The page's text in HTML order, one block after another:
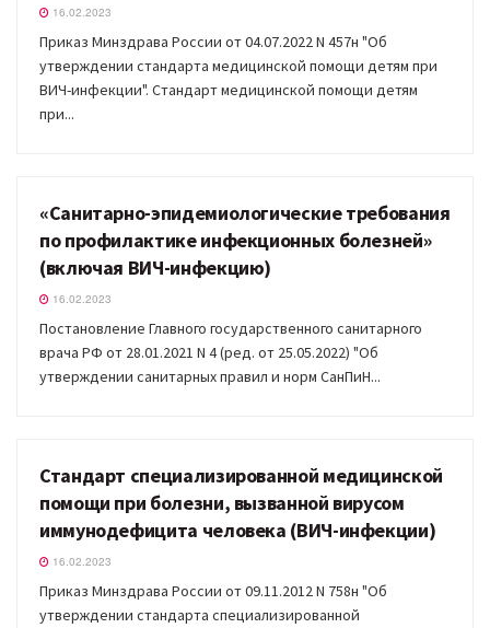
16.02.2023
Приказ Минздрава России от 04.07.2022 N 457н "Об
утверждении стандарта медицинской помощи детям при
ВИЧ-инфекции". Стандарт медицинской помощи детям
при...
ДОКУМЕНТЫ
«Санитарно-эпидемиологические требования
по профилактике инфекционных болезней»
(включая ВИЧ-инфекцию)
16.02.2023
Постановление Главного государственного санитарного
врача РФ от 28.01.2021 N 4 (ред. от 25.05.2022) "Об
утверждении санитарных правил и норм СанПиН...
ДОКУМЕНТЫ
Стандарт специализированной медицинской
помощи при болезни, вызванной вирусом
иммунодефицита человека (ВИЧ-инфекции)
16.02.2023
Приказ Минздрава России от 09.11.2012 N 758н "Об
утверждении стандарта специализированной